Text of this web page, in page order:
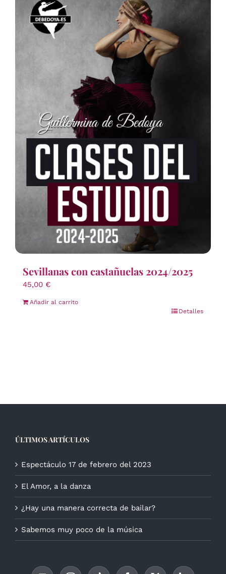
Sevillanas con castañuelas 2024/2025
45,00 €
Añadir al carrito
Detalles
ÚLTIMOS ARTÍCULOS
Espectáculo 17 de febrero del 2023
El Amor, a la danza
¿Hay una manera correcta de bailar?
Sabemos muy poco de la música